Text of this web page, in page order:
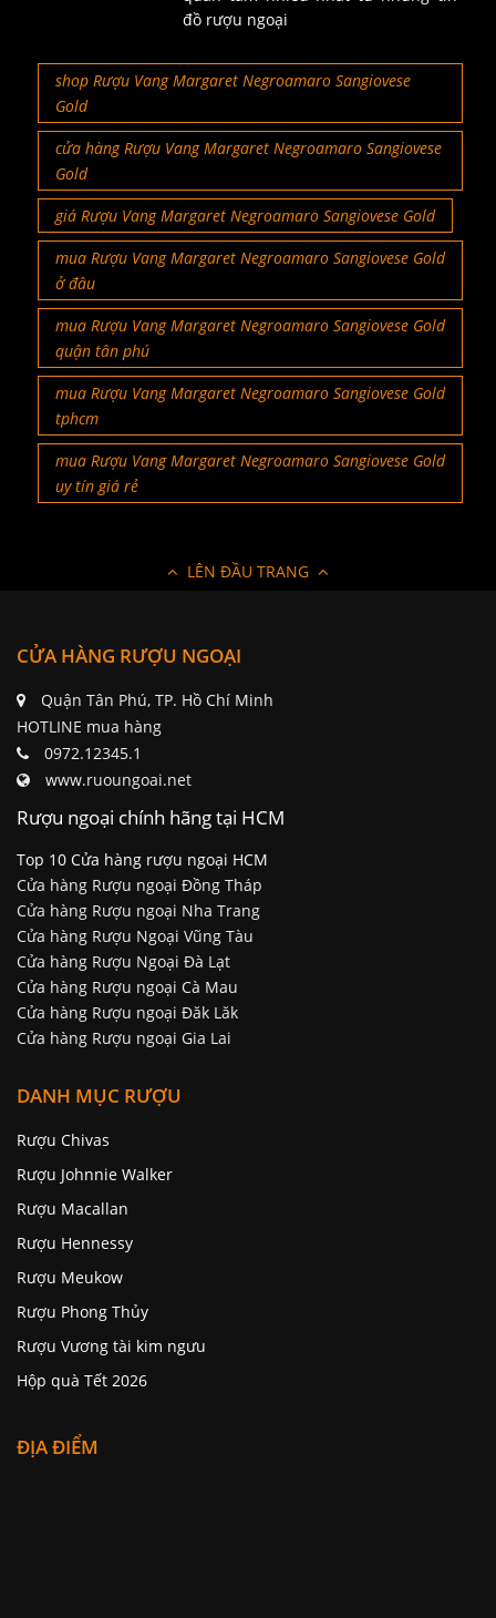
đồ rượu ngoại
shop Rượu Vang Margaret Negroamaro Sangiovese
Gold
cửa hàng Rượu Vang Margaret Negroamaro Sangiovese
Gold
giá Rượu Vang Margaret Negroamaro Sangiovese Gold
mua Rượu Vang Margaret Negroamaro Sangiovese Gold
ở đâu
mua Rượu Vang Margaret Negroamaro Sangiovese Gold
quận tân phú
mua Rượu Vang Margaret Negroamaro Sangiovese Gold
tphcm
mua Rượu Vang Margaret Negroamaro Sangiovese Gold
uy tín giá rẻ
LÊN ĐẦU TRANG
CỬA HÀNG RƯỢU NGOẠI
Quận Tân Phú, TP. Hồ Chí Minh
HOTLINE mua hàng
0972.12345.1
www.ruoungoai.net
Rượu ngoại chính hãng tại HCM
Top 10 Cửa hàng rượu ngoại HCM
Cửa hàng Rượu ngoại Đồng Tháp
Cửa hàng Rượu ngoại Nha Trang
Cửa hàng Rượu Ngoại Vũng Tàu
Cửa hàng Rượu Ngoại Đà Lạt
Cửa hàng Rượu ngoại Cà Mau
Cửa hàng Rượu ngoại Đăk Lăk
Cửa hàng Rượu ngoại Gia Lai
DANH MỤC RƯỢU
Rượu Chivas
Rượu Johnnie Walker
Rượu Macallan
Rượu Hennessy
Rượu Meukow
Rượu Phong Thủy
Rượu Vương tài kim ngưu
Hộp quà Tết 2026
ĐỊA ĐIỂM